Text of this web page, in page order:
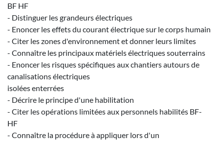
BF HF
- Distinguer les grandeurs électriques
- Enoncer les effets du courant électrique sur le corps humain
- Citer les zones d'environnement et donner leurs limites
- Connaître les principaux matériels électriques souterrains
- Enoncer les risques spécifiques aux chantiers autours de
canalisations électriques
isolées enterrées
- Décrire le principe d'une habilitation
- Citer les opérations limitées aux personnels habilités BF-
HF
- Connaître la procédure à appliquer lors d'un